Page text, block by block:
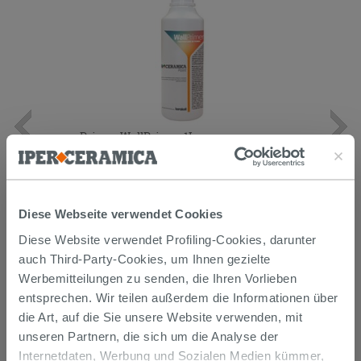
Diese Webseite verwendet Cookies
Diese Website verwendet Profiling-Cookies, darunter
auch Third-Party-Cookies, um Ihnen gezielte
Werbemitteilungen zu senden, die Ihren Vorlieben
entsprechen. Wir teilen außerdem die Informationen über
die Art, auf die Sie unsere Website verwenden, mit
unseren Partnern, die sich um die Analyse der
Internetdaten, Werbung und Sozialen Medien kümmer,
Primer WallPrimer 1L